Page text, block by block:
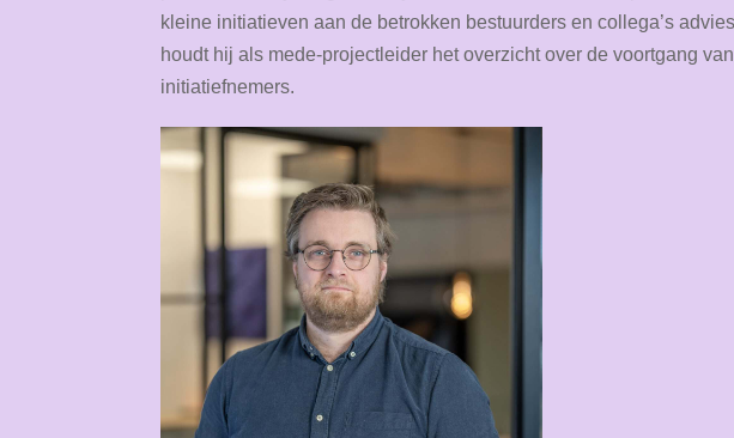
kleine initiatieven aan de betrokken bestuurders en collega’s
houdt hij als mede-projectleider het overzicht over de voortgang
initiatiefnemers.